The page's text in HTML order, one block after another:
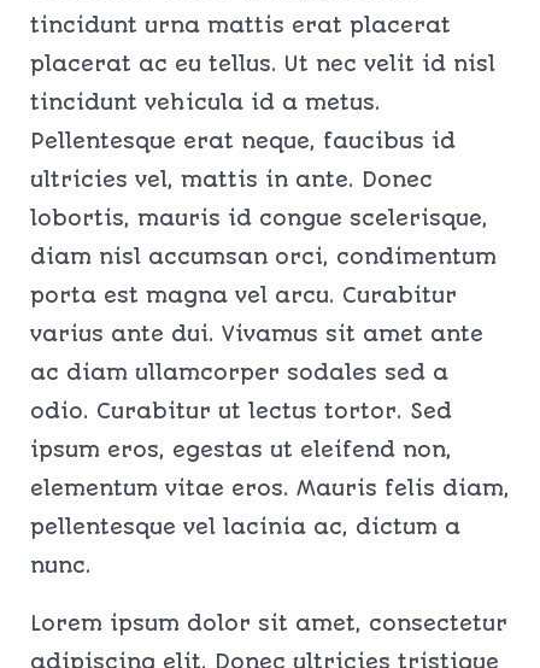
tincidunt urna mattis erat placerat
placerat ac eu tellus. Ut nec velit id nisl
tincidunt vehicula id a metus.
Pellentesque erat neque, faucibus id
ultricies vel, mattis in ante. Donec
lobortis, mauris id congue scelerisque,
diam nisl accumsan orci, condimentum
porta est magna vel arcu. Curabitur
varius ante dui. Vivamus sit amet ante
ac diam ullamcorper sodales sed a
odio. Curabitur ut lectus tortor. Sed
ipsum eros, egestas ut eleifend non,
elementum vitae eros. Mauris felis diam,
pellentesque vel lacinia ac, dictum a
nunc.
Lorem ipsum dolor sit amet, consectetur
adipiscing elit. Donec ultricies tristique